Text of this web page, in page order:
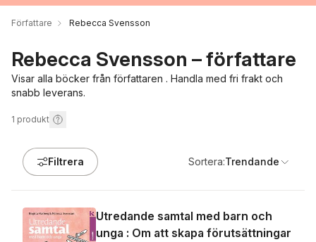
Författare Rebecca Svensson
Rebecca Svensson – författare
Visar alla böcker från författaren . Handla med fri frakt och
snabb leverans.
1 produkt
Filtrera Sortera:Trendande
Utredande samtal med barn och
unga : Om att skapa förutsättningar